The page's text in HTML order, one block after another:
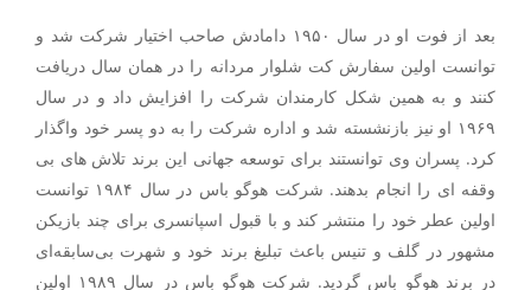
بعد از فوت او در سال ۱۹۵۰ دامادش صاحب اختیار شرکت شد و
توانست اولین سفارش کت شلوار مردانه را در همان سال دریافت
کنند و به همین شکل کارمندان شرکت را افزایش داد و در سال
۱۹۶۹ او نیز بازنشسته شد و اداره شرکت را به دو پسر خود واگذار
کرد. پسران وی توانستند برای توسعه جهانی این برند تلاش های بی
وقفه ای را انجام بدهند. شرکت هوگو باس در سال ۱۹۸۴ توانست
اولین عطر خود را منتشر کند و با قبول اسپانسری برای چند بازیکن
مشهور در گلف و تنیس باعث تبلیغ برند خود و شهرت بی‌سابقه‌ای
در برند هوگو باس گردید. شرکت هوگو باس در سال ۱۹۸۹ اولین